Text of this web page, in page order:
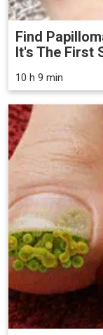
Find
It's The First
10 h 9 min